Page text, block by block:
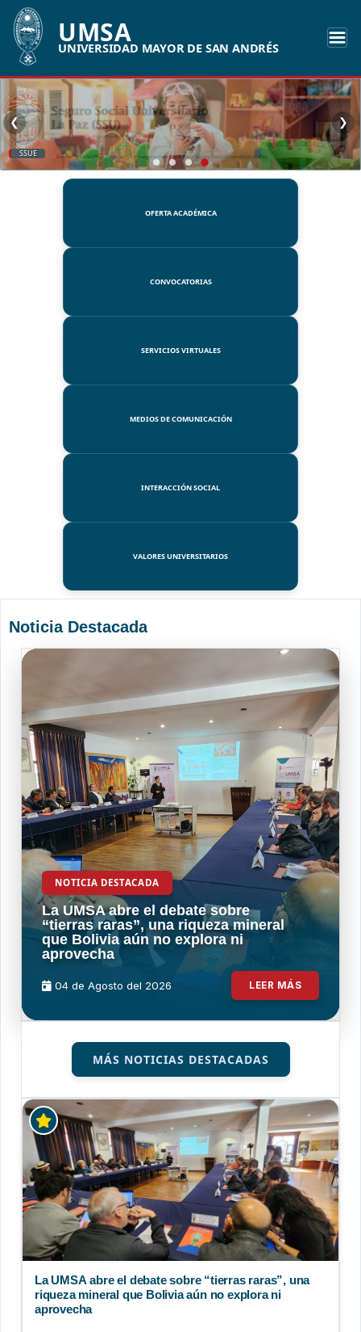
UMSA
UNIVERSIDAD MAYOR DE SAN ANDRÉS
SSUE
❮ ❯
OFERTA ACADÉMICA
CONVOCATORIAS
SERVICIOS VIRTUALES
MEDIOS DE COMUNICACIÓN
INTERACCIÓN SOCIAL
VALORES UNIVERSITARIOS
Noticia Destacada
NOTICIA DESTACADA
La UMSA abre el debate sobre
“tierras raras”, una riqueza mineral
que Bolivia aún no explora ni
aprovecha
04 de Agosto del 2026 LEER MÁS
MÁS NOTICIAS DESTACADAS
La UMSA abre el debate sobre “tierras raras”, una
riqueza mineral que Bolivia aún no explora ni
aprovecha